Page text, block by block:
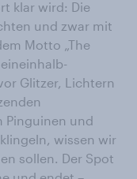
klar wird: Die
und zwar mit
Motto „The
Glitzer, Lichtern
Pinguinen und
wissen wir
sollen. Der Spot